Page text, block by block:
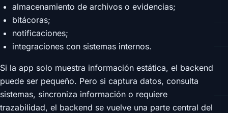
almacenamiento de archivos o evidencias;
bitácoras;
notificaciones;
integraciones con sistemas internos.
Si la app solo muestra información estática, el backend
puede ser pequeño. Pero si captura datos, consulta
sistemas, sincroniza información o requiere
trazabilidad, el backend se vuelve una parte central del